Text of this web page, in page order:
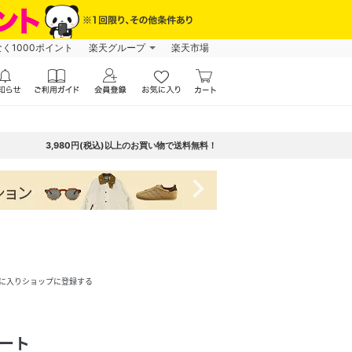
1000ポイント 楽天グループ 楽天市場
3,980円(税込)以上のお買い物で送料無料！
navigate_next
入りショップに登録する
ト